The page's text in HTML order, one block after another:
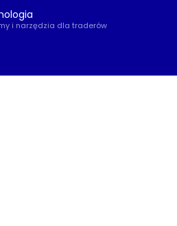
i narzędzia dla traderów